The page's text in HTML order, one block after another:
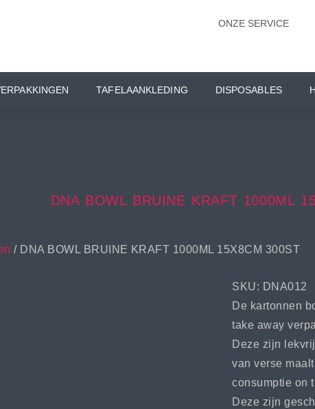
ONZE SERVICE
TAFELAANKLEDING DISPOSABLES
DNA BOWL BRUINE KRAFT 1000ML
/ DNA BOWL BRUINE KRAFT 1000ML 15X8CM 300ST
SKU: DNA012
De kartonnen
take away
Deze zijn
van verse
consumptie on
Deze zijn